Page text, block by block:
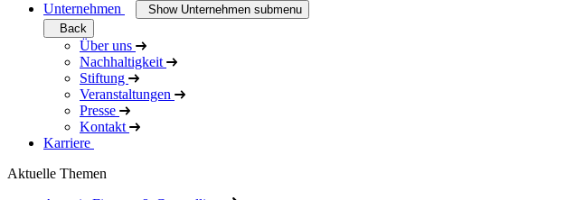
Unternehmen
Show Unternehmen submenu
Back
Über uns
Nachhaltigkeit
Stiftung
Veranstaltungen
Presse
Kontakt
Karriere
Aktuelle Themen